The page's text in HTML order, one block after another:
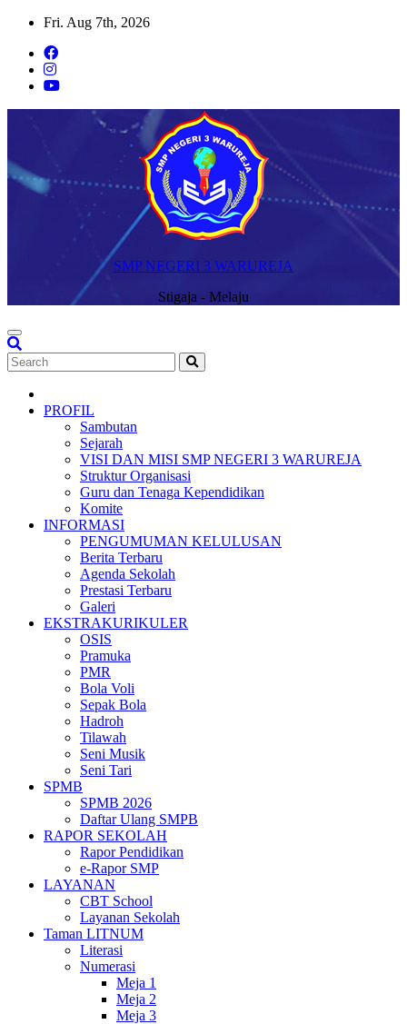
Skip
content
Fri. Aug 7th, 2026
SMP NEGERI 3 WARUREJA
Stigaja - Melaju
PROFIL
Sambutan
Sejarah
VISI DAN MISI SMP NEGERI 3 WARUREJA
Struktur Organisasi
Guru dan Tenaga Kependidikan
Komite
INFORMASI
PENGUMUMAN KELULUSAN
Berita Terbaru
Agenda Sekolah
Prestasi Terbaru
Galeri
EKSTRAKURIKULER
OSIS
Pramuka
PMR
Bola Voli
Sepak Bola
Hadroh
Tilawah
Seni Musik
Seni Tari
SPMB
SPMB 2026
Daftar Ulang SMPB
RAPOR SEKOLAH
Rapor Pendidikan
e-Rapor SMP
LAYANAN
CBT School
Layanan Sekolah
Taman LITNUM
Literasi
Numerasi
Meja 1
Meja 2
Meja 3